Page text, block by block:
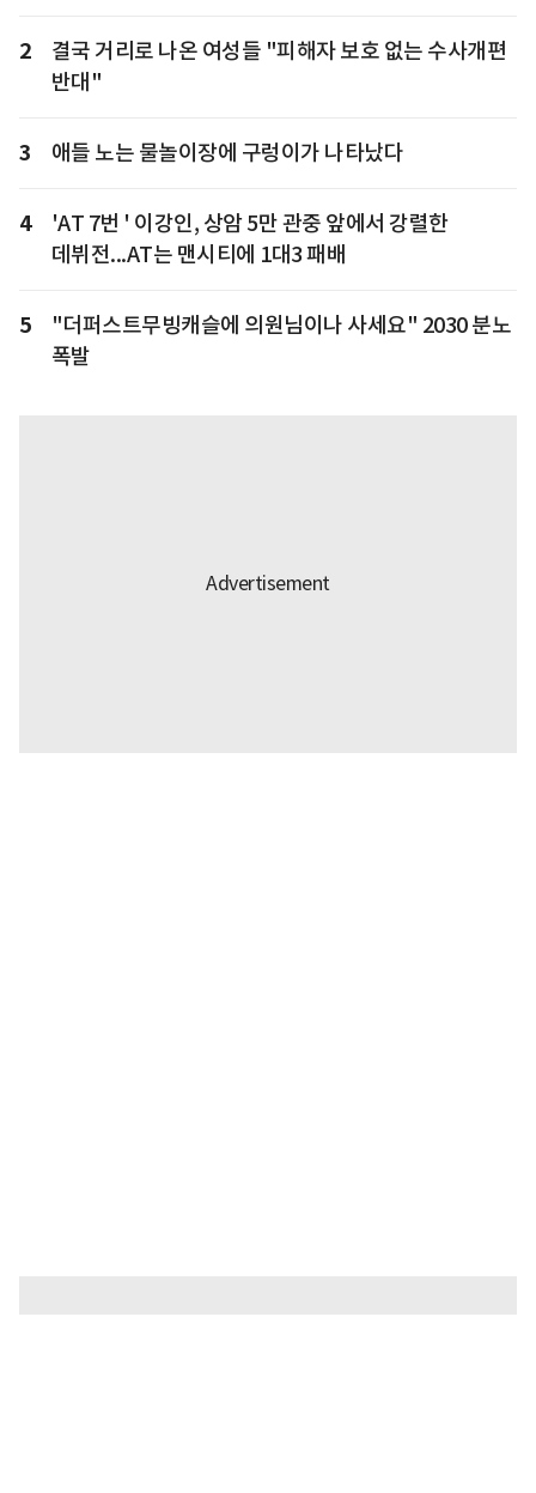
2
결국 거리로 나온 여성들 "피해자 보호 없는 수사개편
반대"
3 애들 노는 물놀이장에 구렁이가 나타났다
4
'AT 7번 ' 이강인, 상암 5만 관중 앞에서 강렬한
데뷔전...AT는 맨시티에 1대3 패배
5
"더퍼스트무빙캐슬에 의원님이나 사세요" 2030 분노
폭발